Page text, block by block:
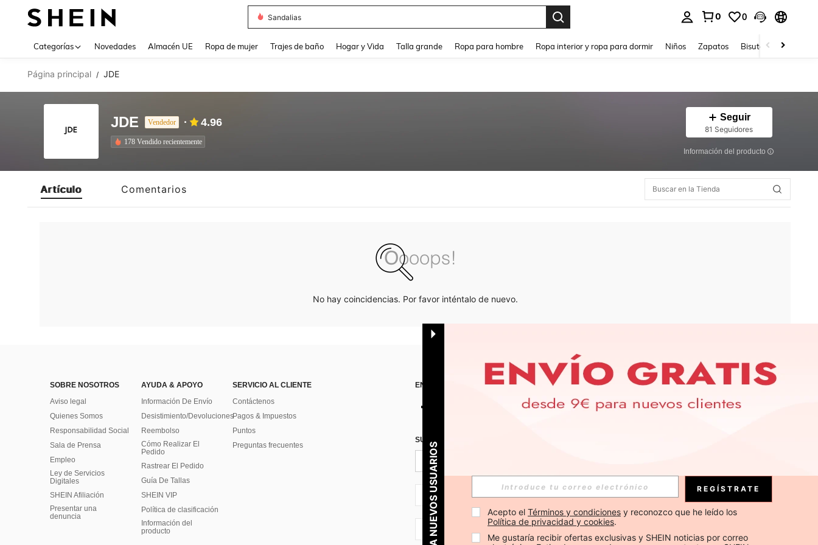
Sandalias
0 0
Categorías Novedades Almacén UE Ropa de mujer Trajes de baño Hogar y Vida Talla grande Ropa para hombre Ropa interior y ropa para dormir Niños Zapatos Bisutería Y
Página principal / JDE
JDE Vendedor 4.96
178 Vendido recientemente
Seguir
81 Seguidores
Información del producto
Artículo Comentarios
No hay coincidencias. Por favor inténtalo de nuevo.
SOBRE NOSOTROS
Aviso legal
Quienes Somos
Responsabilidad Social
Sala de Prensa
Empleo
Ley de Servicios
Digitales
SHEIN Afiliación
Presentar una
denuncia
AYUDA & APOYO
Información De Envío
Desistimiento/Devoluciones
Reembolso
Cómo Realizar El
Pedido
Rastrear El Pedido
Guía De Tallas
SHEIN VIP
Política de clasificación
​Información del
producto
SERVICIO AL CLIENTE
Contáctenos
Pagos & Impuestos
Puntos
Preguntas frecuentes
ENCUÉNTRANOS EN APP
SUSCRÍBETE PARA RECIBIR OFERTAS EXCLUSIVAS, PROMOCIONES Y NOTICIAS DE SHEIN
ES + 34
ES + 34
PARA NUEVOS USUARIOS REGÍSTRATE
Acepto el Términos y condiciones y reconozco que he leído los
Política de privacidad y cookies.
Me gustaría recibir ofertas exclusivas y SHEIN noticias por correo